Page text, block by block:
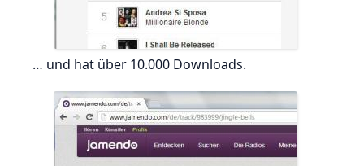
… und hat über 10.000 Downloads.